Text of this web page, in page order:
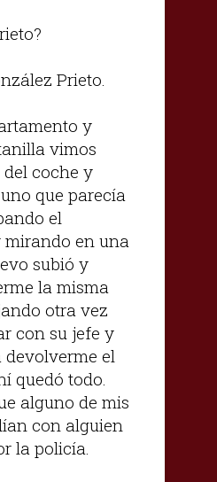
Prieto.
y
vimos
coche y
que parecía
el
en una
subió y
la misma
otra vez
con su jefe y
el
quedó todo.
alguno de mis
con alguien
la policía.